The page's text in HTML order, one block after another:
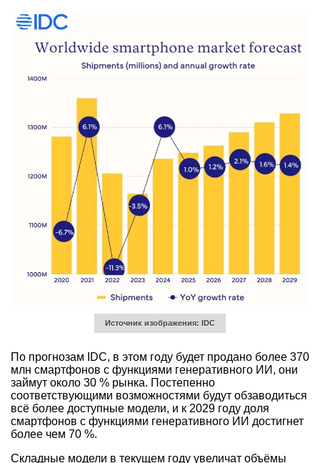
Источник изображения: IDC
По прогнозам IDC, в этом году будет продано более 370
млн смартфонов с функциями генеративного ИИ, они
займут около 30 % рынка. Постепенно
соответствующими возможностями будут обзаводиться
всё более доступные модели, и к 2029 году доля
смартфонов с функциями генеративного ИИ достигнет
более чем 70 %.
Складные модели в текущем году увеличат объёмы